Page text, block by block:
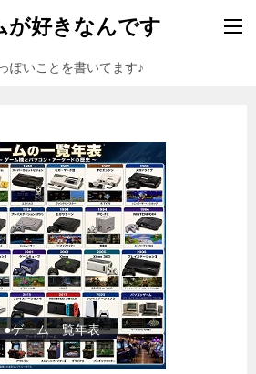
が好きなんです
ぽいことを書いてます♪
●ゲーム一覧年表